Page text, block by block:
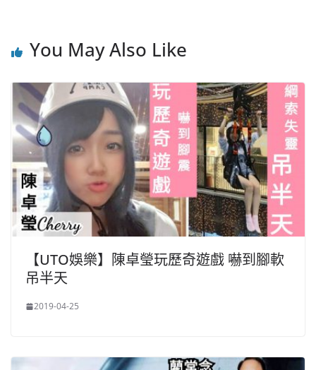
You May Also Like
【UTO娛樂】陳卓瑩玩歷奇遊戲 嚇到腳軟
吊半天
2019-04-25